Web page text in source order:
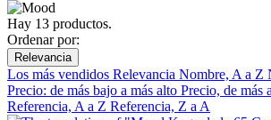
Hay 13 productos.
Ordenar por:
Relevancia
Los más vendidos Relevancia Nombre, A a Z
Precio: de más bajo a más alto Precio, de más
Referencia, A a Z Referencia, Z a A